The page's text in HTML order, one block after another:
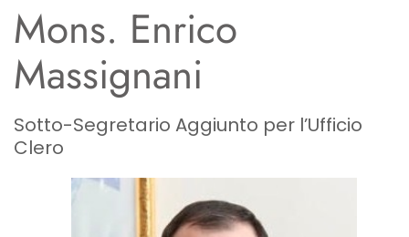
Mons. Enrico
Massignani
Sotto-Segretario Aggiunto per l’Ufficio
Clero